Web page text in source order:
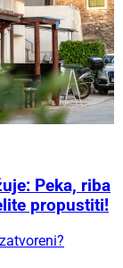
Peka, riba
propustiti!